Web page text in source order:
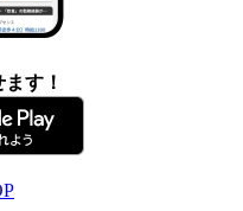
す！